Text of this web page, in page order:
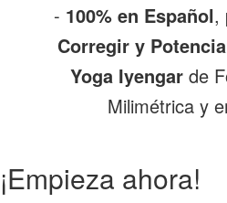
- 100% en Español,
Corregir y
Yoga Iyengarde
Milimétrica y
¡Empieza ahora!